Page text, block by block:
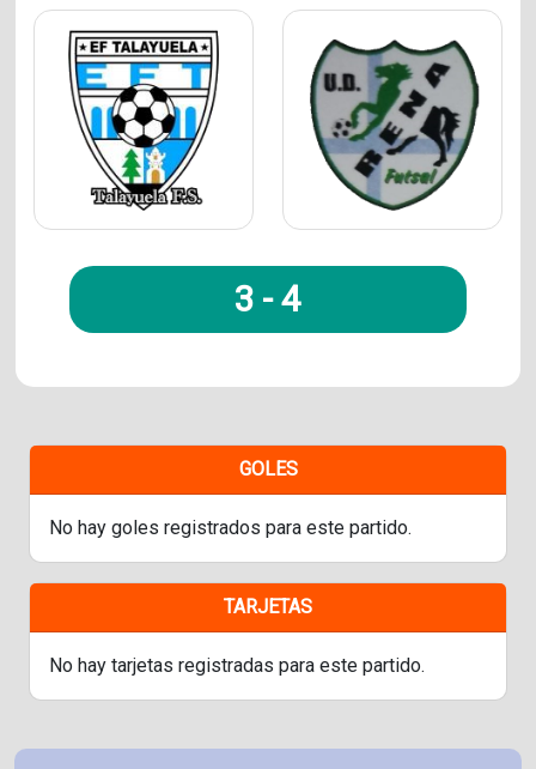
3 -4
GOLES
No hay goles registrados para este partido.
TARJETAS
No hay tarjetas registradas para este partido.